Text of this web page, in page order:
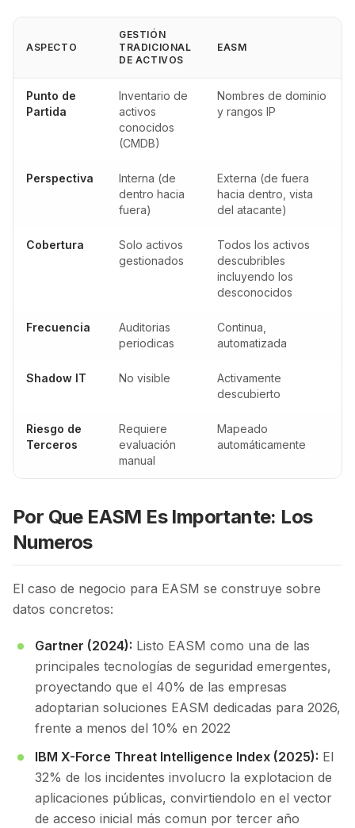
ASPECTO
GESTIÓN
TRADICIONAL
DE ACTIVOS
EASM
Punto de
Partida
Inventario de
activos
conocidos
(CMDB)
Nombres de dominio
y rangos IP
Perspectiva
Interna (de
dentro hacia
fuera)
Externa (de fuera
hacia dentro, vista
del atacante)
Cobertura
Solo activos
gestionados
Todos los activos
descubribles
incluyendo los
desconocidos
Frecuencia
Auditorias
periodicas
Continua,
automatizada
Shadow IT No visible
Activamente
descubierto
Riesgo de
Terceros
Requiere
evaluación
manual
Mapeado
automáticamente
Por Que EASM Es Importante: Los
Numeros
El caso de negocio para EASM se construye sobre
datos concretos:
Gartner (2024): Listo EASM como una de las
principales tecnologías de seguridad emergentes,
proyectando que el 40% de las empresas
adoptarian soluciones EASM dedicadas para 2026,
frente a menos del 10% en 2022
IBM X-Force Threat Intelligence Index (2025): El
32% de los incidentes involucro la explotacion de
aplicaciones públicas, convirtiendolo en el vector
de acceso inicial más comun por tercer año